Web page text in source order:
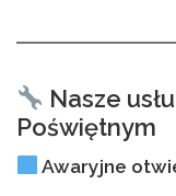
Nasze
Poświętnym
Awaryjne